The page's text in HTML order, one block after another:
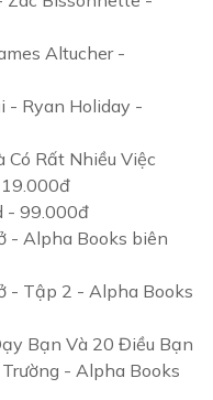
Altucher -
- Ryan Holiday -
Có Rất Nhiều Việc
- 99.000đ
- Alpha Books biên
- Tập 2 - Alpha Books
Bạn Và 20 Điều Bạn
- Alpha Books